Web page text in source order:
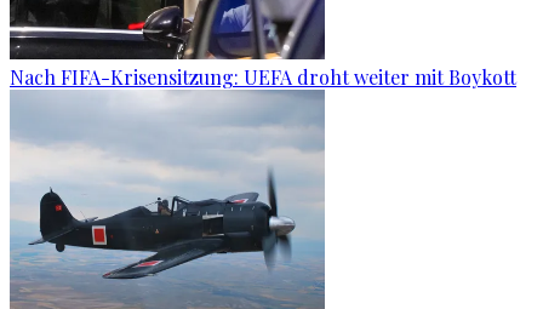
Nach FIFA-Krisensitzung: UEFA droht weiter mit Boykott